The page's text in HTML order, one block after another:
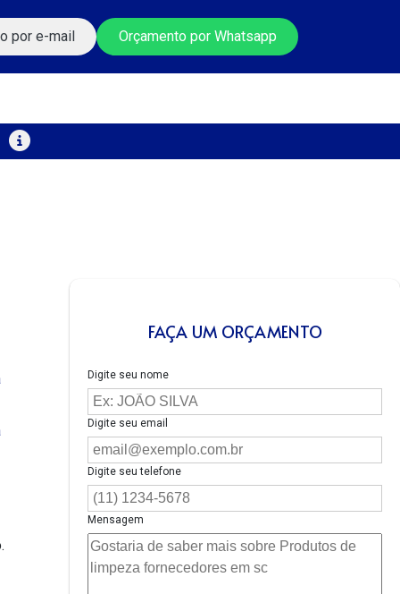
por e-mail Orçamento por Whatsapp
FAÇA UM ORÇAMENTO
Digite seu nome
Digite seu email
Digite seu telefone
Mensagem